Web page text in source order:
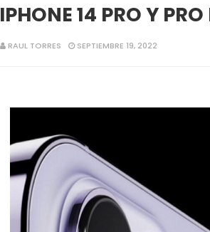
IPHONE 14 PRO Y
RAUL TORRES SEPTIEMBRE 19, 2022